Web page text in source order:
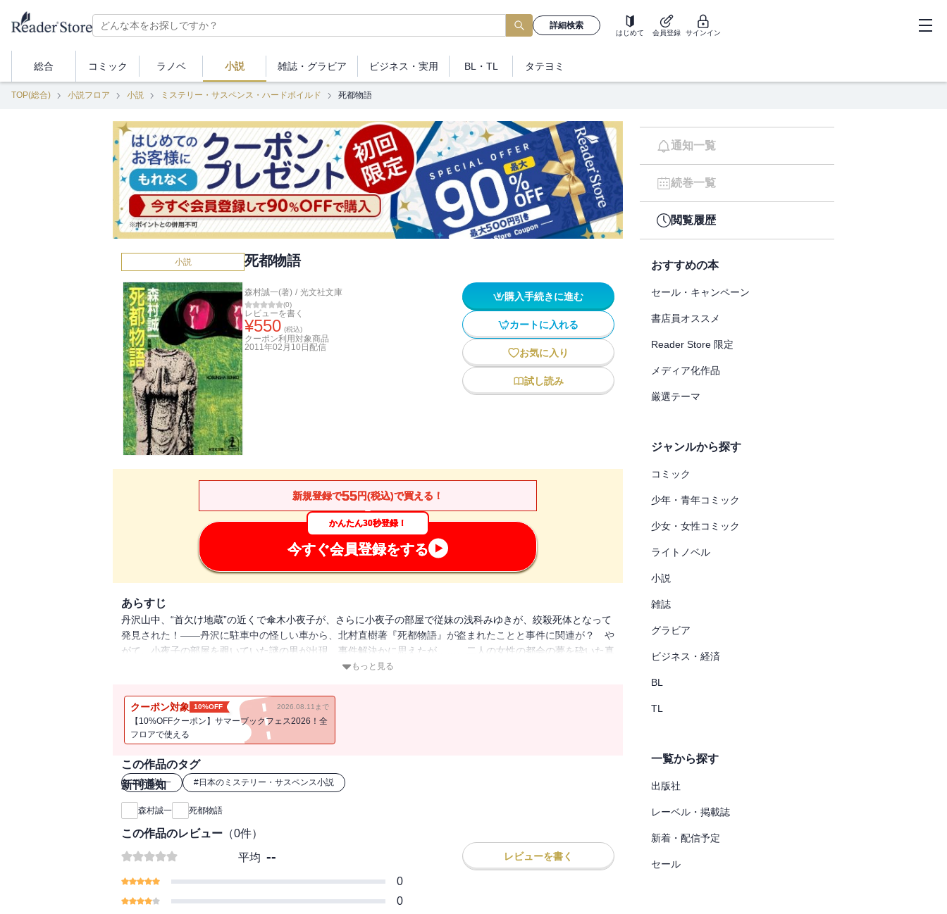
詳細検索
はじめて 会員登録 サインイン
総合 コミック ラノベ 小説 雑誌・ グラビア ビジネス ・実用 BL・TL タテヨミ
TOP(総合) 小説フロア 小説 ミステリー・サスペンス・ハードボイルド 死都物語
小説 死都物語
森村誠一(著) / 光文社文庫
(0)
レビューを書く
¥550 (税込)
クーポン利用対象商品
2011年02月10日 配信
購入手続きに進む
カートに入れる
お気に入り
試し読み
新規登録で55円(税込)で買える！
かんたん30秒登録！
今すぐ会員登録をする
あらすじ
丹沢山中、“首欠け地蔵”の近くで傘木小夜子が、さらに小夜子の部屋で従妹の浅科みゆきが、絞殺死体となって
発見された！――丹沢に駐車中の怪しい車から、北村直樹著『死都物語』が盗まれたことと事件に関連が？ や
がて、小夜子の部屋を覗いていた謎の男が出現、事件解決かに思えたが……。二人の女性の都会の夢を砕いた真
もっと見る
クーポン対象 10%OFF 2026.08.11まで
【10%OFFクーポン】サマーブックフェス2026！全
フロアで使える
この作品のタグ
#森村誠一 #日本のミステリー・サスペンス小説
新刊通知
森村誠一 死都物語
この作品のレビュー （0件）
平均 -- レビューを書く
0
0
通知一覧
続巻一覧
閲覧履歴
おすすめの本
セール・キャンペーン
書店員オススメ
Reader Store 限定
メディア化作品
厳選テーマ
ジャンルから探す
コミック
少年・青年コミック
少女・女性コミック
ライトノベル
小説
雑誌
グラビア
ビジネス・経済
BL
TL
一覧から探す
出版社
レーベル・掲載誌
新着・配信予定
セール